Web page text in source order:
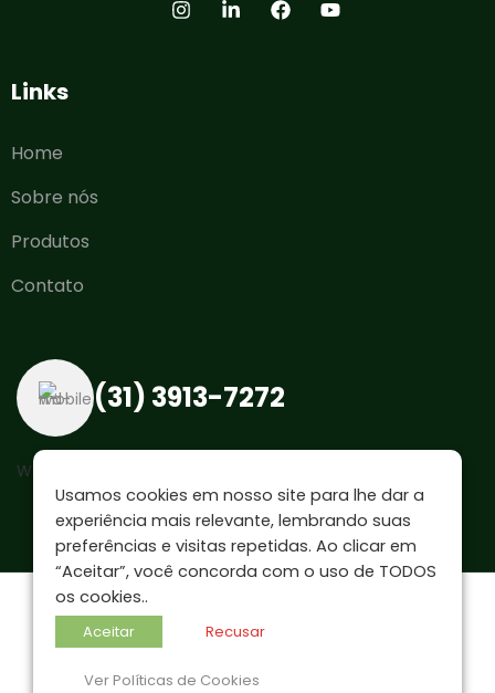
Links
Home
Sobre nós
Produtos
Contato
(31) 3913-7272
WhatsAPP enviar mensagem
Usamos cookies em nosso site para lhe dar a
experiência mais relevante, lembrando suas
preferências e visitas repetidas. Ao clicar em
“Aceitar”, você concorda com o uso de TODOS
os cookies..
Aceitar Recusar
Ver Políticas de Cookies